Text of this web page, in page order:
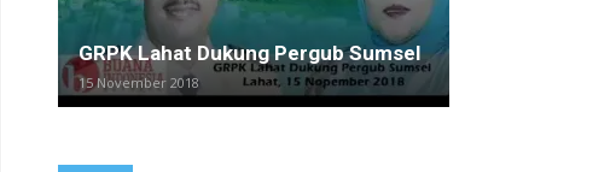
GRPK Lahat Dukung Pergub Sumsel
15 November 2018